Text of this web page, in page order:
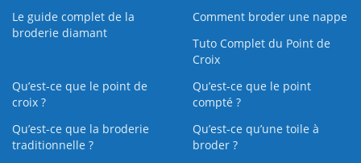
Le guide complet de la
broderie diamant
Comment broder une nappe
Tuto Complet du Point de
Croix
Qu’est-ce que le point de
croix ?
Qu’est-ce que le point
compté ?
Qu’est-ce que la broderie
traditionnelle ?
Qu’est‑ce qu’une toile à
broder ?